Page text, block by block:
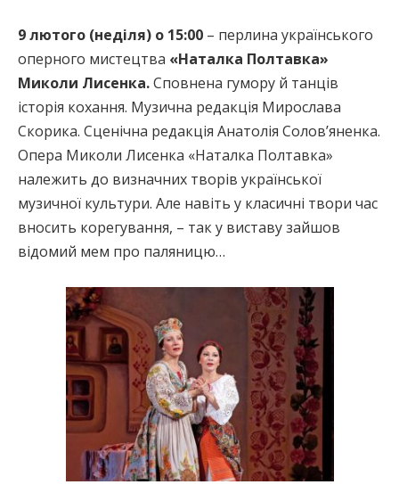
9 лютого (неділя) о 15:00 – перлина українського
оперного мистецтва «Наталка Полтавка»
Миколи Лисенка.Сповнена гумору й танців
історія кохання. Музична редакція Мирослава
Скорика. Сценічна редакція Анатолія Солов’яненка.
Опера Миколи Лисенка «Наталка Полтавка»
належить до визначних творів української
музичної культури. Але навіть у класичні твори час
вносить корегування, – так у виставу зайшов
відомий мем про паляницю…